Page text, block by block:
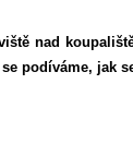
nad
podíváme, jak